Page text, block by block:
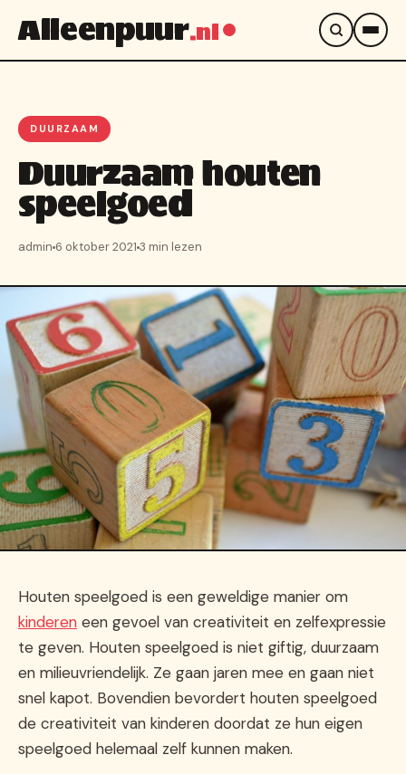
Alleenpuur.nl
DUURZAAM
Duurzaam houten
speelgoed
admin 6 oktober 2021 3 min lezen
Houten speelgoed is een geweldige manier om
kinderen een gevoel van creativiteit en zelfexpressie
te geven. Houten speelgoed is niet giftig, duurzaam
en milieuvriendelijk. Ze gaan jaren mee en gaan niet
snel kapot. Bovendien bevordert houten speelgoed
de creativiteit van kinderen doordat ze hun eigen
speelgoed helemaal zelf kunnen maken.